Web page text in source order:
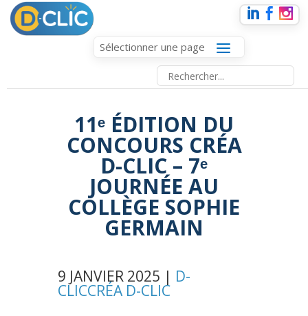
Sélectionner une page
11ᵉ ÉDITION DU
CONCOURS CRÉA
D-CLIC – 7ᵉ
JOURNÉE AU
COLLÈGE SOPHIE
GERMAIN
9 JANVIER 2025 | D-
CLICCRÉA D-CLIC